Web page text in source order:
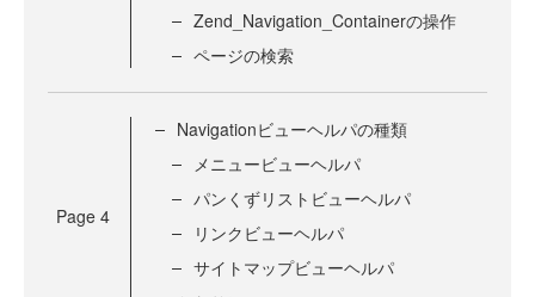
Zend_Navigation_Containerの操作
ページの検索
Page 4
Navigationビューヘルパの種類
メニュービューヘルパ
パンくずリストビューヘルパ
リンクビューヘルパ
サイトマップビューヘルパ